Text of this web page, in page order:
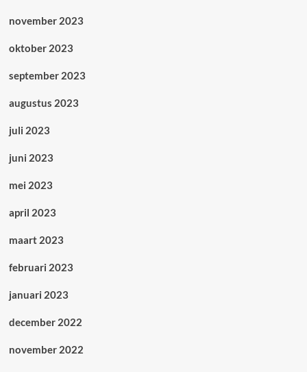
november 2023
oktober 2023
september 2023
augustus 2023
juli 2023
juni 2023
mei 2023
april 2023
maart 2023
februari 2023
januari 2023
december 2022
november 2022